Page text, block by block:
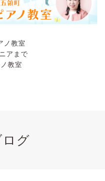
ノ教室
アまで
教室
グ